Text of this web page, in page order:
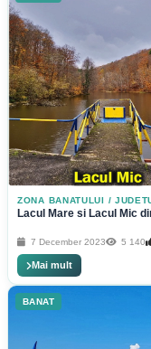
ZONA BANATULUI /
Lacul Mare si Lacul Mic
7 December 2023 5 140
Mai mult
BANAT